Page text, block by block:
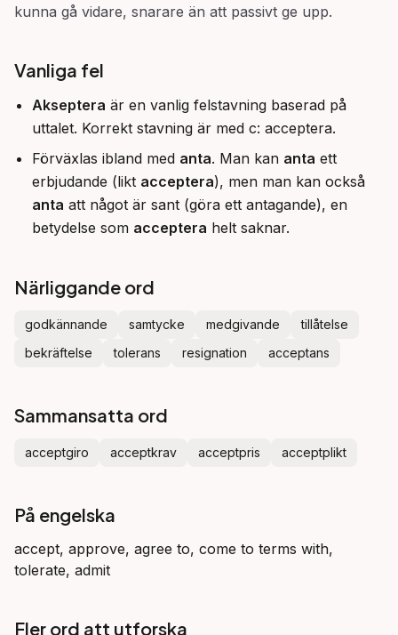
kunna gå vidare, snarare än att passivt ge upp.
Vanliga fel
Akseptera är en vanlig felstavning baserad på
uttalet. Korrekt stavning är med c: acceptera.
Förväxlas ibland med anta. Man kan anta ett
erbjudande (likt acceptera), men man kan också
anta att något är sant (göra ett antagande), en
betydelse som acceptera helt saknar.
Närliggande ord
godkännande samtycke medgivande
tillåtelse
bekräftelse
tolerans resignation acceptans
Sammansatta ord
acceptgiro acceptkrav acceptpris acceptplikt
På engelska
accept, approve, agree to, come to terms with,
tolerate, admit
Fler ord att utforska